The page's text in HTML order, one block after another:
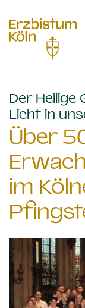
Der
Licht in
Über
im